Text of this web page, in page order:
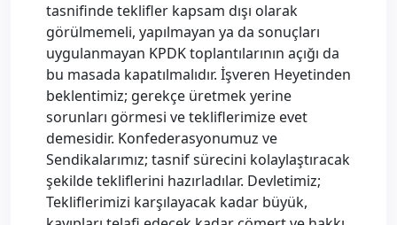
tasnifinde teklifler kapsam dışı olarak
görülmemeli, yapılmayan ya da sonuçları
uygulanmayan KPDK toplantılarının açığı da
bu masada kapatılmalıdır. İşveren Heyetinden
beklentimiz; gerekçe üretmek yerine
sorunları görmesi ve tekliflerimize evet
demesidir. Konfederasyonumuz ve
Sendikalarımız; tasnif sürecini kolaylaştıracak
şekilde tekliflerini hazırladılar. Devletimiz;
Tekliflerimizi karşılayacak kadar büyük,